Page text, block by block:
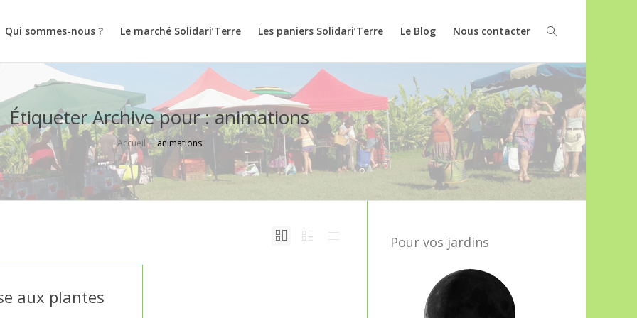
Qui sommes-nous ? Le marché Solidari’Terre Les paniers Solidari’Terre Le Blog Nous contacter
Étiqueter Archive pour : animations
Accueil animations
aux plantes
Pour vos jardins